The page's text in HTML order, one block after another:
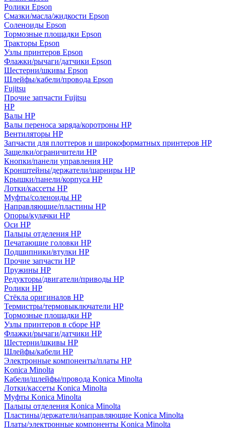
Ролики Epson
Смазки/масла/жидкости Epson
Соленоиды Epson
Тормозные площадки Epson
Тракторы Epson
Узлы принтеров Epson
Флажки/рычаги/датчики Epson
Шестерни/шкивы Epson
Шлейфы/кабели/провода Epson
Fujitsu
Прочие запчасти Fujitsu
HP
Валы HP
Валы переноса заряда/коротроны HP
Вентиляторы HP
Запчасти для плоттеров и широкоформатных принтеров HP
Защелки/ограничители HP
Кнопки/панели управления HP
Кронштейны/держатели/шарниры HP
Крышки/панели/корпуса HP
Лотки/кассеты HP
Муфты/соленоиды HP
Направляющие/пластины HP
Опоры/кулачки HP
Оси HP
Пальцы отделения HP
Печатающие головки HP
Подшипники/втулки HP
Прочие запчасти HP
Пружины HP
Редукторы/двигатели/приводы HP
Ролики HP
Стёкла оригиналов HP
Термистры/термовыключатели HP
Тормозные площадки HP
Узлы принтеров в сборе HP
Флажки/рычаги/датчики HP
Шестерни/шкивы HP
Шлейфы/кабели HP
Электронные компоненты/платы HP
Konica Minolta
Кабели/шлейфы/провода Konica Minolta
Лотки/кассеты Konica Minolta
Муфты Konica Minolta
Пальцы отделения Konica Minolta
Пластины/держатели/направляющие Konica Minolta
Платы/электронные компоненты Konica Minolta